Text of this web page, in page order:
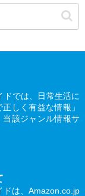
では、日常生活に
しく有益な情報」
当該ジャンル情報サ
ドは、Amazon.co.jp